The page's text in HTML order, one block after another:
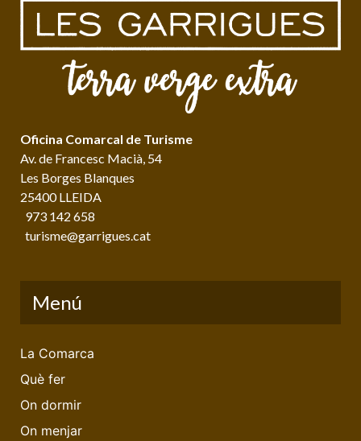
Oficina Comarcal de Turisme
Av. de Francesc Macià, 54
Les Borges Blanques
25400 LLEIDA
973 142 658
turisme@garrigues.cat
Menú
La Comarca
Què fer
On dormir
On menjar